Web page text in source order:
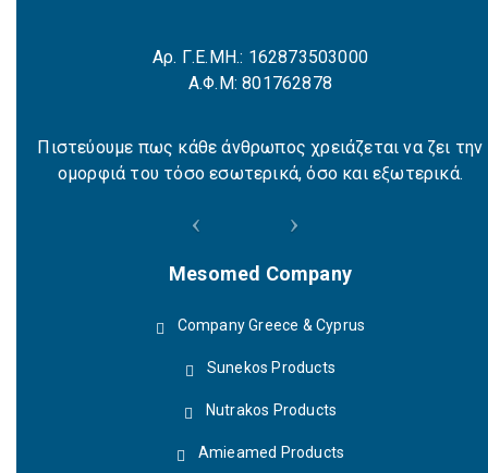
Αρ. Γ.Ε.ΜΗ.: 162873503000
Α.Φ.Μ: 801762878
Πιστεύουμε πως κάθε άνθρωπος χρειάζεται να ζει την
ομορφιά του τόσο εσωτερικά, όσο και εξωτερικά.
Mesomed Company
Company Greece & Cyprus
Sunekos Products
Nutrakos Products
Amieamed Products